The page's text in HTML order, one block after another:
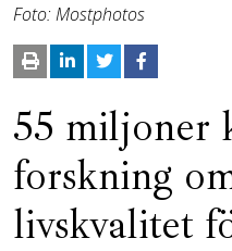
Foto: Mostphotos
55 miljoner
forskning
livskvalitet